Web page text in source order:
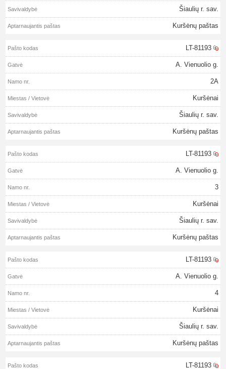
Šiaulių r. sav.
Kuršėnų paštas
LT-81193
A. Vienuolio g.
2A
Kuršėnai
Šiaulių r. sav.
Kuršėnų paštas
LT-81193
A. Vienuolio g.
3
Kuršėnai
Šiaulių r. sav.
Kuršėnų paštas
LT-81193
A. Vienuolio g.
4
Kuršėnai
Šiaulių r. sav.
Kuršėnų paštas
LT-81193